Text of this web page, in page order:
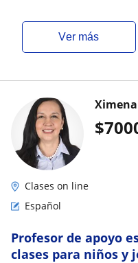
ver más
$
Ximena
Clases on line
Español
Profesor de apoyo
clases para niños y